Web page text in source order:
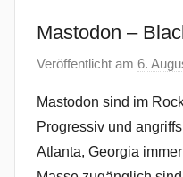
Mastodon –
Veröffentlicht am 6.
Mastodon sind im
Progressiv und
Atlanta, Georgia